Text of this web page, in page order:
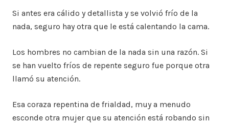
Si antes era cálido y detallista y se volvió frío de la
nada, seguro hay otra que le está calentando la cama.
Los hombres no cambian de la nada sin una razón. Si
se han vuelto fríos de repente seguro fue porque otra
llamó su atención.
Esa coraza repentina de frialdad, muy a menudo
esconde otra mujer que su atención está robando sin